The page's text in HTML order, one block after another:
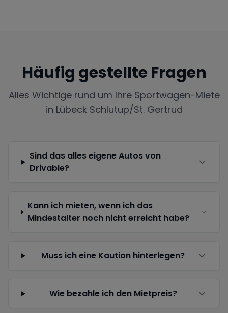
Häufig gestellte Fragen
Alles Wichtige rund um Ihre Sportwagen-Miete
in Lübeck Schlutup/St. Gertrud
Sind das alles eigene Autos von
Drivable?
Kann ich mieten, wenn ich das
Mindestalter noch nicht erreicht habe?
Muss ich eine Kaution hinterlegen?
Wie bezahle ich den Mietpreis?